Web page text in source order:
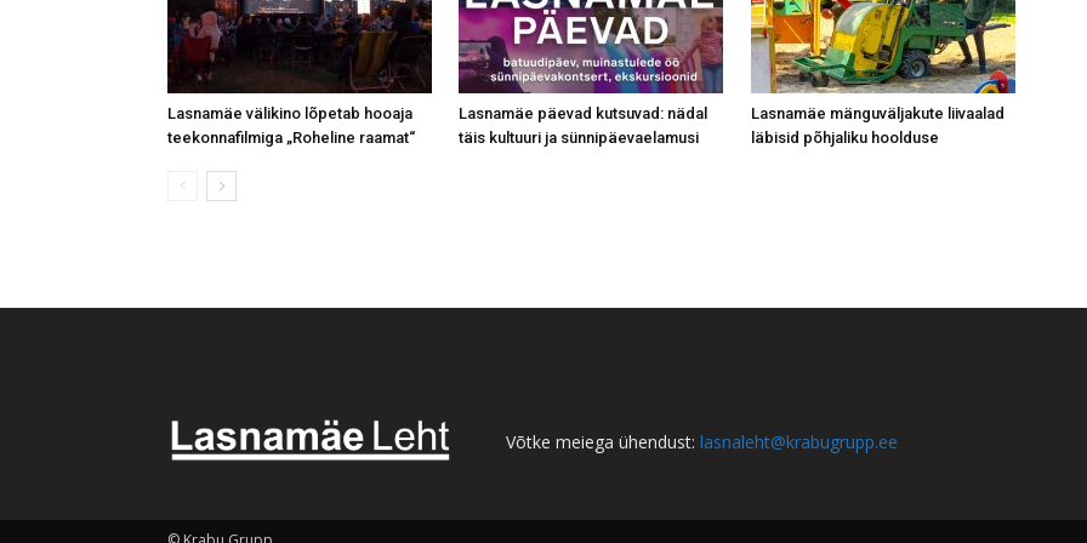
Lasnamäe välikino lõpetab hooaja
teekonnafilmiga „Roheline raamat“
Lasnamäe päevad kutsuvad: nädal
täis kultuuri ja sünnipäevaelamusi
Lasnamäe mänguväljakute liivaalad
läbisid põhjaliku hoolduse
Võtke meiega ühendust: lasnaleht@krabugrupp.ee